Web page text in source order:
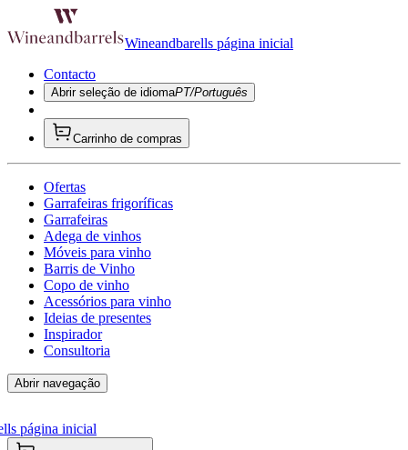
Wineandbarells página inicial
Contacto
Abrir seleção de idiomaPT/Português
Carrinho de compras
Ofertas
Garrafeiras frigoríficas
Garrafeiras
Adega de vinhos
Móveis para vinho
Barris de Vinho
Copo de vinho
Acessórios para vinho
Ideias de presentes
Inspirador
Consultoria
Abrir navegação
página inicial